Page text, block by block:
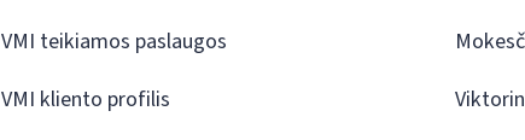
VMI teikiamos paslaugos
VMI kliento profilis